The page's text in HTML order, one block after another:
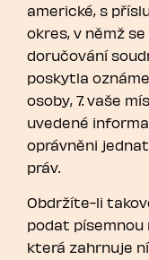
americké, s
okres, v němž
doručování
poskytla
osoby, 7. vaše
uvedené
oprávněni
práv.
Obdržíte-li
podat
která zahrnuje